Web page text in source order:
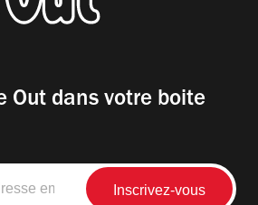
Out dans votre boite